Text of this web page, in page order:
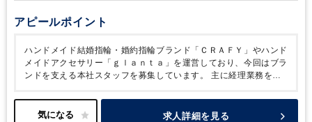
アピールポイント
ハンドメイド結婚指輪・婚約指輪ブランド「ＣＲＡＦＹ」やハンド
メイドアクセサリー「ｇｌａｎｔａ」を運営しており、今回はブラ
ンドを支える本社スタッフを募集しています。
主に経理業務をお
でいます。丁寧さや正確さを大切にできる方を歓迎します。一緒
にブランドを支えてくださる方のご応募をお待ちしています。
求人詳細を見る